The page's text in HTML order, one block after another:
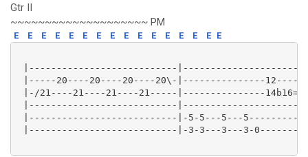
Gtr II
~~~~~~~~~~~~~~~~~~~~ PM
E E E E E E E E E E E E E E E E
|---------------------------|----------------------
|-----20----20----20----20\-|---------------
|-/21----21----21----21-----|---------------
|---------------------------|----------------------
|---------------------------|-5-5---5---
|---------------------------|-3-3---3---3-